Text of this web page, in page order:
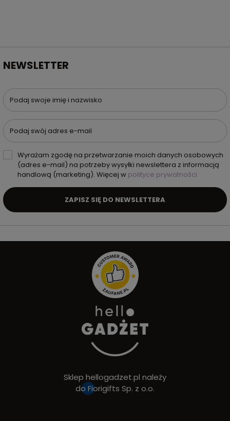
NEWSLETTER
Podaj swoje imię i nazwisko
Podaj swój adres e-mail
Wyrażam zgodę na przetwarzanie moich danych osobowych
(adres e-mail) na potrzeby wysyłki newslettera z informacją
handlową (marketing). Więcej w polityce prywatności.
ZAPISZ SIĘ DO NEWSLETTERA
Sklep hellogadzet.pl należy
do Fiorigifts Sp. z o.o.